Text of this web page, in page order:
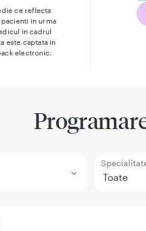
ce reflecta
in urma
in cadrul
este captata in
electronic.